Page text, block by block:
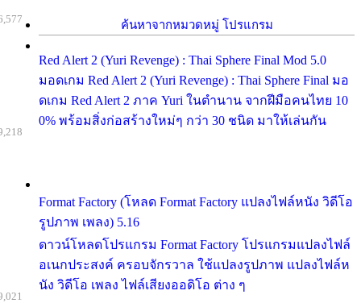
ค้นหาจากหมวดหมู่ โปรแกรม
Red Alert 2 (Yuri Revenge) : Thai Sphere Final Mod 5.0
มอดเกม Red Alert 2 (Yuri Revenge) : Thai Sphere Final มอ
ดเกม Red Alert 2 ภาค Yuri ในตำนาน จากฝีมือคนไทย 10
0% พร้อมสิ่งก่อสร้างใหม่ๆ กว่า 30 ชนิด มาให้เล่นกัน
Format Factory (โหลด Format Factory แปลงไฟล์หนัง วิดีโอ
รูปภาพ เพลง) 5.16
ดาวน์โหลดโปรแกรม Format Factory โปรแกรมแปลงไฟล์
อเนกประสงค์ ครอบจักรวาล ใช้แปลงรูปภาพ แปลงไฟล์ห
นัง วิดีโอ เพลง ไฟล์เสียงออดิโอ ต่าง ๆ